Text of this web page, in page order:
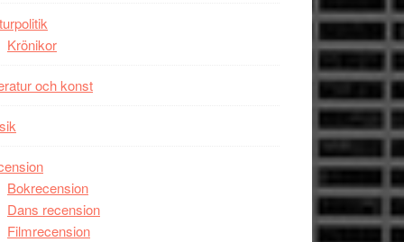
skådespelare
Krönikor
och konst
Bokrecension
Dans recension
Filmrecension